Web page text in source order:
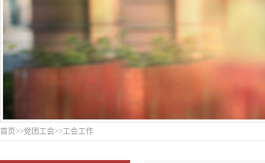
首页>>党团工会>>工会工作